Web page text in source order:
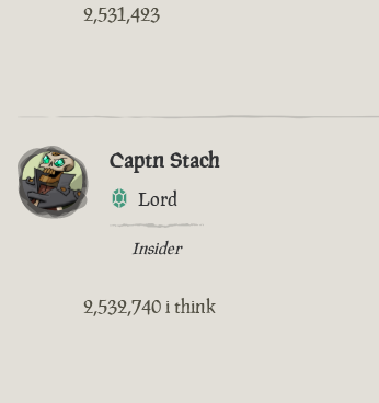
2,531,423
Captn Stach
Lord
Insider
2,532,740 i think